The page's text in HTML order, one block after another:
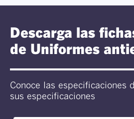
Descarga las
de Uniformes
Conoce las especificaciones
sus especificaciones